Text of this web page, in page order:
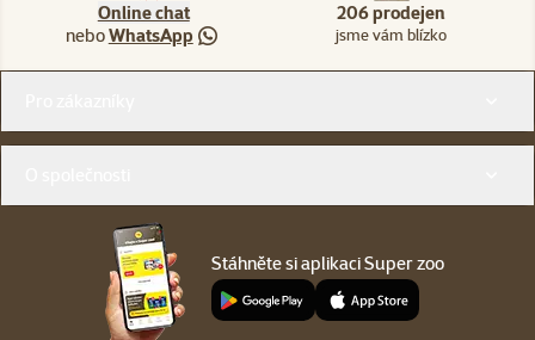
Online chat
neboWhatsApp
206 prodejen
jsme vám blízko
Stáhněte si aplikaci Super zoo